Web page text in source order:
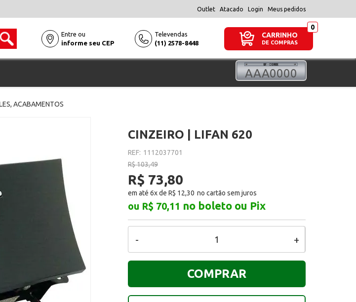
Outlet Atacado Login Meus pedidos
Entre ou
informe seu CEP
Televendas
(11) 2578-8448
CARRINHO
DE COMPRAS
ACABAMENTOS
CINZEIRO | LIFAN 620
REF: 1112037701
R$ 103,49
R$ 73,80
em até 6x de R$ 12,30
ou R$ 70,11 no boleto ou Pix
+
-
COMPRAR